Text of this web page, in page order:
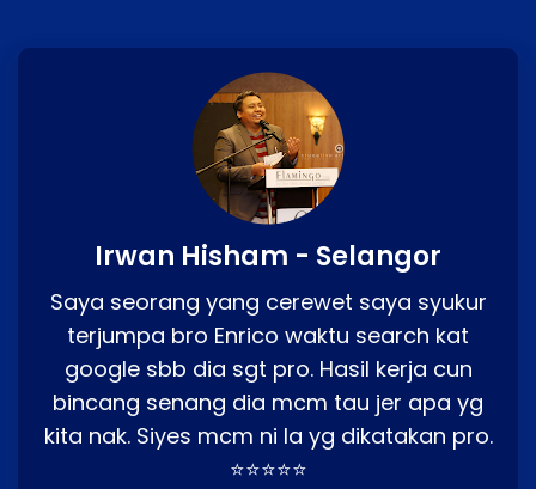
Irwan Hisham - Selangor
Saya seorang yang cerewet saya syukur
terjumpa bro Enrico waktu search kat
google sbb dia sgt pro. Hasil kerja cun
bincang senang dia mcm tau jer apa yg
kita nak. Siyes mcm ni la yg dikatakan pro.
⭐⭐⭐⭐⭐